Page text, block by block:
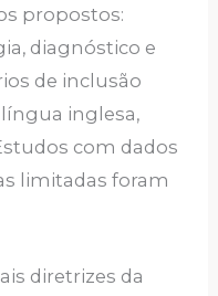
propostos:
diagnóstico e
de inclusão
inglesa,
com dados
limitadas foram
diretrizes da